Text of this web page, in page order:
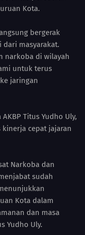
Kota.
bergerak
masyarakat.
narkoba di wilayah
untuk terus
jaringan
Titus Yudho Uly,
kinerja cepat jajaran
Narkoba dan
sudah
Kota dalam
dan masa
Yudho Uly.